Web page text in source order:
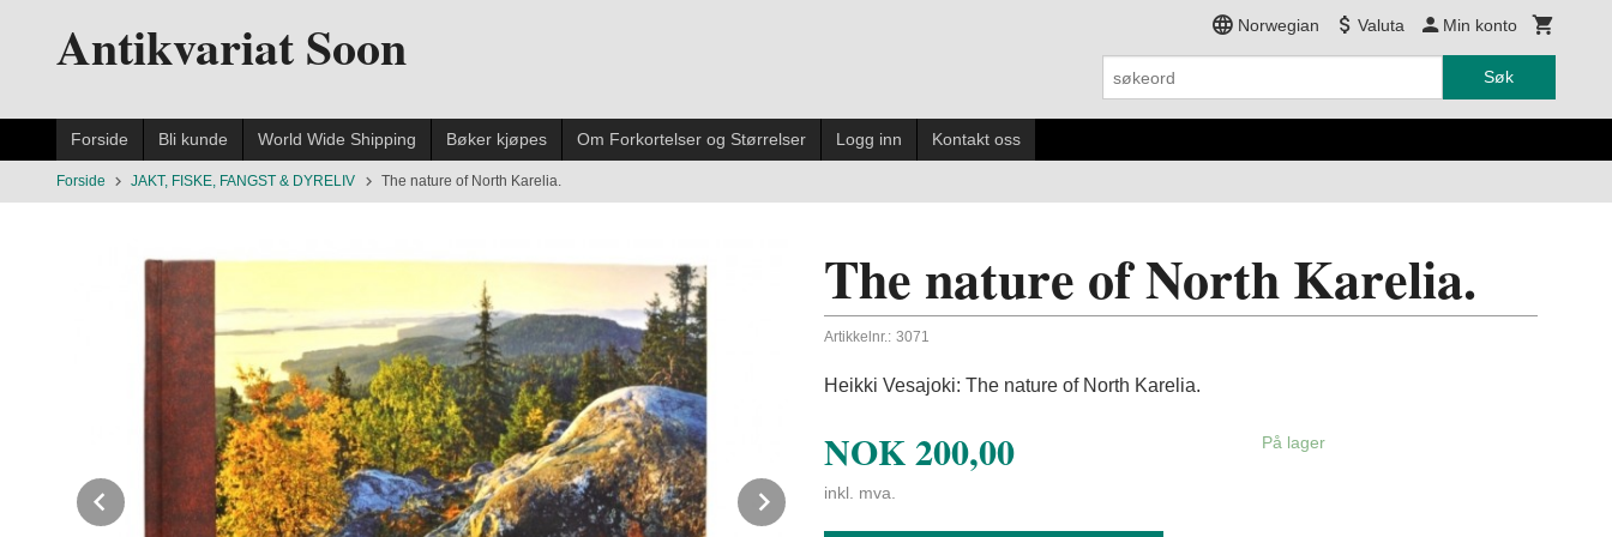
innholdetAntikvariat Soon Norwegian Valuta Min konto
Søk
Forside Bli kunde World Wide Shipping Bøker kjøpes Om Forkortelser og Størrelser Logg inn Kontakt oss
Forside JAKT, FISKE, FANGST & DYRELIV The nature of North Karelia.
Prev Next
The nature of North Karelia.
Artikkelnr.: 3071
Heikki Vesajoki: The nature of North Karelia.
NOK200,00
inkl. mva.
På lager